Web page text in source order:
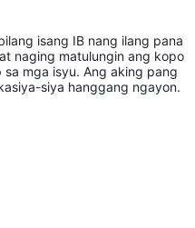
isang IB nang ilang pana
naging matulungin ang kopo
mga isyu. Ang aking pang
siya hanggang ngayon.